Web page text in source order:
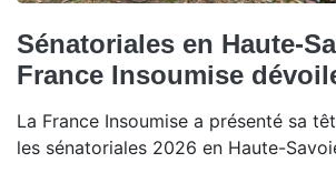
Sénatoriales en Haute-
France Insoumise
La France Insoumise a présenté sa
les sénatoriales 2026 en Haute-